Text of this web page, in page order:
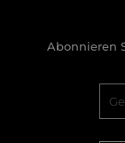
Abonnieren